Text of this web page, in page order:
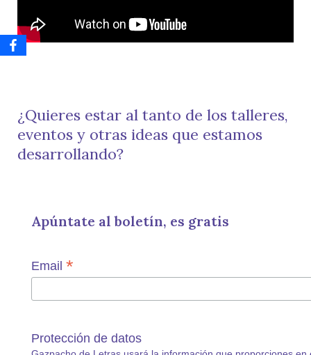
¿Quieres estar al tanto de los talleres,
eventos y otras ideas que estamos
desarrollando?
Apúntate al boletín, es gratis
Email *
Protección de datos